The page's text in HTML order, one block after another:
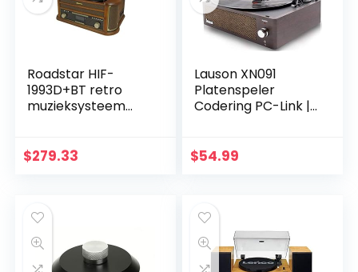
Roadstar HIF-
1993D+BT retro
muzieksysteem
(DAB+, CD/MP3-
$279.33
Lauson XN091
Platenspeler
Codering PC-Link |
Bluetooth en
$54.99